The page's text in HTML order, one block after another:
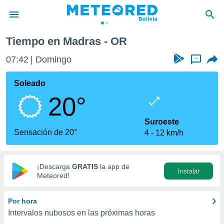
de
ha
calidad.
a este
las
y
digital
basada
Tiempo en Madras - OR
07:42 Domingo ...
Soleado
20°
Sensación de 20°
Suroeste
4
12 km/h
¡Descarga GRATIS la app de
Meteored!
Instalar
Por hora
Intervalos nubosos en las próximas horas